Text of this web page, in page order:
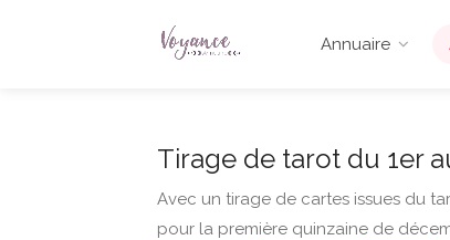
Annuaire
Tirage de tarot du 1er
Avec un tirage de cartes issues du
pour la première quinzaine de